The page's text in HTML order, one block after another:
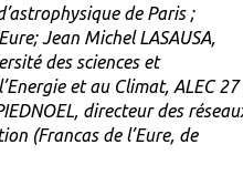
de Paris ;
Jean Michel LASAUSA,
des sciences et
et au Climat, ALEC 27
directeur des
(Francas de l’Eure, de